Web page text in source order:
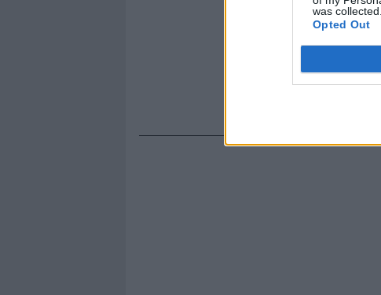
was collected.
Opted Out